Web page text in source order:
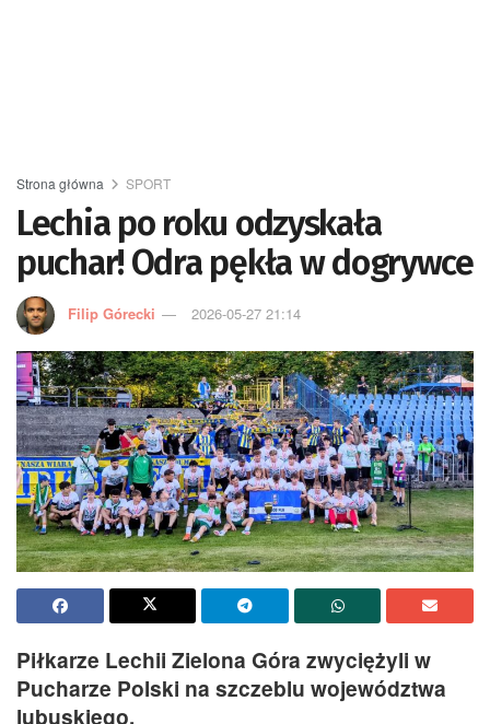
Strona główna SPORT
Lechia po roku odzyskała
puchar! Odra pękła w dogrywce
Filip Górecki 2026-05-27 21:14
Piłkarze Lechii Zielona Góra zwyciężyli w
Pucharze Polski na szczeblu województwa
lubuskiego.